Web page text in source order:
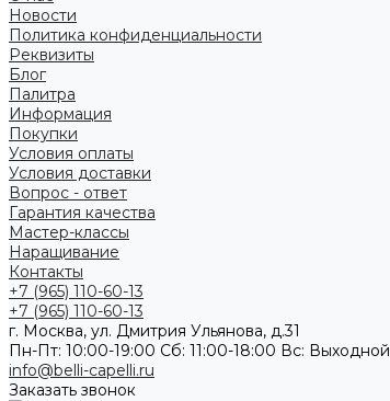
Новости
Политика конфиденциальности
Реквизиты
Блог
Палитра
Информация
Покупки
Условия оплаты
Условия доставки
Вопрос - ответ
Гарантия качества
Мастер-классы
Наращивание
Контакты
+7 (965) 110-60-13
+7 (965) 110-60-13
г. Москва, ул. Дмитрия Ульянова, д.31
Пн-Пт: 10:00-19:00 Cб: 11:00-18:00 Вс: Выходной
info@belli-capelli.ru
Заказать звонок